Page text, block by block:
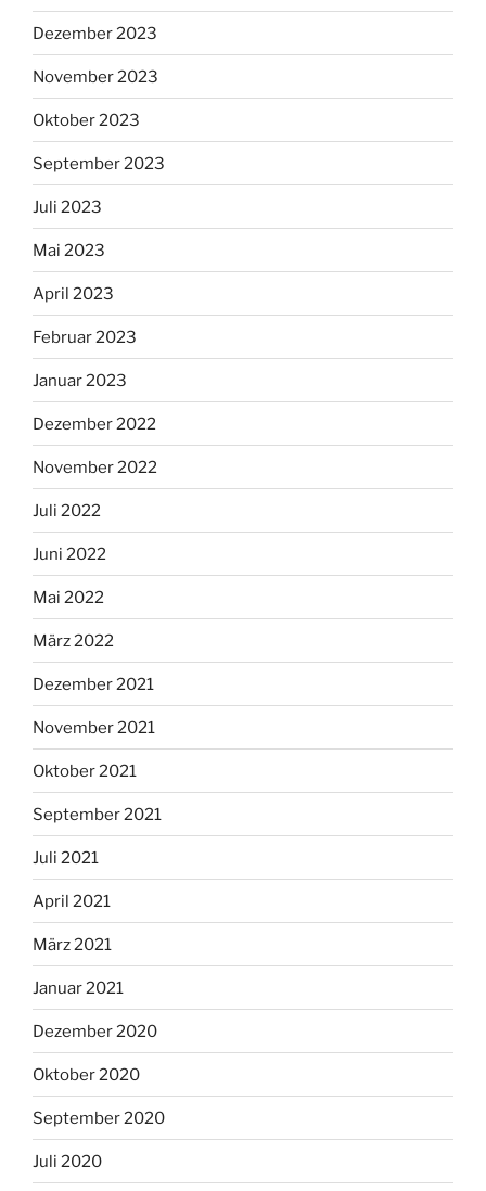
Dezember 2023
November 2023
Oktober 2023
September 2023
Juli 2023
Mai 2023
April 2023
Februar 2023
Januar 2023
Dezember 2022
November 2022
Juli 2022
Juni 2022
Mai 2022
März 2022
Dezember 2021
November 2021
Oktober 2021
September 2021
Juli 2021
April 2021
März 2021
Januar 2021
Dezember 2020
Oktober 2020
September 2020
Juli 2020